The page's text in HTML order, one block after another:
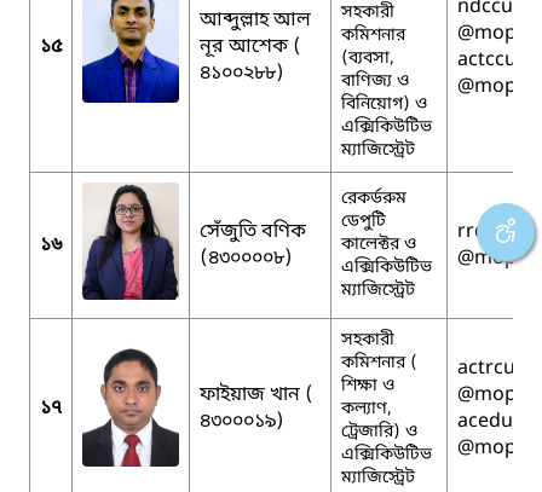
১৫
আব্দুল্লাহ আল
নূর আশেক (
৪১০০২৮৮)
সহকারী
কমিশনার
(ব্যবসা,
বাণিজ্য ও
বিনিয়োগ) ও
এক্সিকিউটিভ
ম্যাজিস্ট্রেট
১৬
সেঁজুতি বণিক
(৪৩০০০০৮)
রেকর্ডরুম
ডেপুটি
কালেক্টর ও
এক্সিকিউটিভ
ম্যাজিস্ট্রেট
১৭
ফাইয়াজ খান (
৪৩০০০১৯)
সহকারী
কমিশনার (
শিক্ষা ও
কল্যাণ,
ট্রেজারি) ও
এক্সিকিউটিভ
ম্যাজিস্ট্রেট